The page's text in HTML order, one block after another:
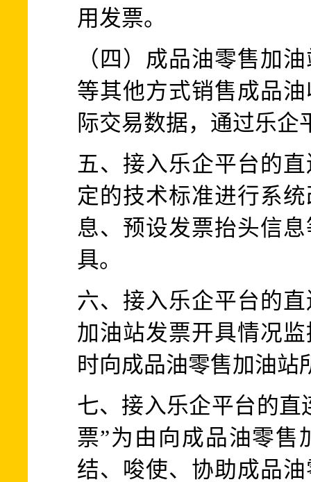
用发票。
（四）成品油零售加
等其他方式销售成品
际交易数据，通过乐企
五、接入乐企平台的
定的技术标准进行系
息、预设发票抬头信
具。
六、接入乐企平台的
加油站发票开具情况
时向成品油零售加油站
七、接入乐企平台的直
票”为由向成品油零售
结、唆使、协助成品